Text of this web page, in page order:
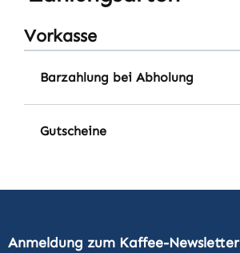
Vorkasse
Barzahlung bei Abholung
Gutscheine
Anmeldung zum Kaffee-Newsletter